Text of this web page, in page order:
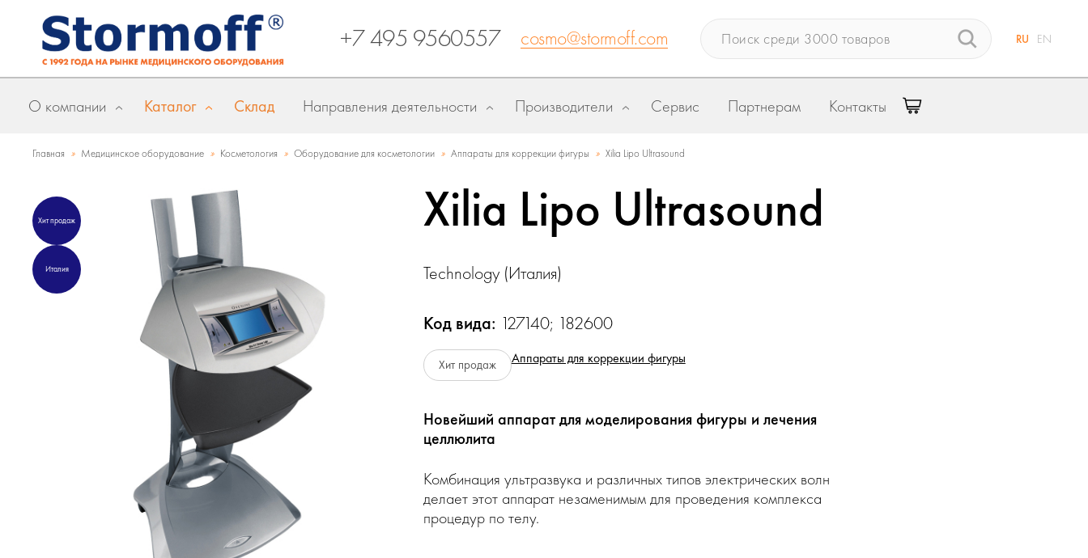
+7 495 9560557 cosmo@stormoff.com RU EN
О компании Каталог Склад Направления деятельности Производители Сервис Партнерам Контакты
Главная » Медицинское оборудование » Косметология » Оборудование для косметологии » Аппараты для коррекции фигуры » Xilia Lipo Ultrasound
Хит продаж
Италия
Xilia Lipo Ultrasound
Technology (Италия)
Код вида: 127140; 182600
Хит продаж Аппараты для коррекции фигуры
Новейший аппарат для моделирования фигуры и лечения
целлюлита
Комбинация ультразвука и различных типов электрических волн
делает этот аппарат незаменимым для проведения комплекса
процедур по телу.